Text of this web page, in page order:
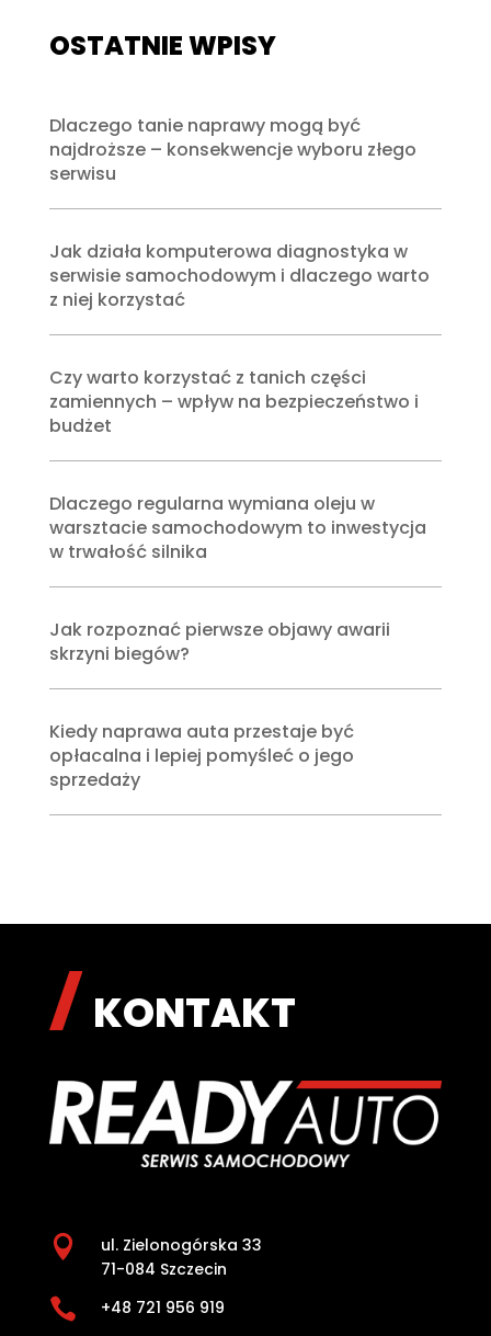
OSTATNIE WPISY
Dlaczego tanie naprawy mogą być
najdroższe – konsekwencje wyboru złego
serwisu
Jak działa komputerowa diagnostyka w
serwisie samochodowym i dlaczego warto
z niej korzystać
Czy warto korzystać z tanich części
zamiennych – wpływ na bezpieczeństwo i
budżet
Dlaczego regularna wymiana oleju w
warsztacie samochodowym to inwestycja
w trwałość silnika
Jak rozpoznać pierwsze objawy awarii
skrzyni biegów?
Kiedy naprawa auta przestaje być
opłacalna i lepiej pomyśleć o jego
sprzedaży
KONTAKT

ul. Zielonogórska 33
71-084 Szczecin
 +48 721 956 919